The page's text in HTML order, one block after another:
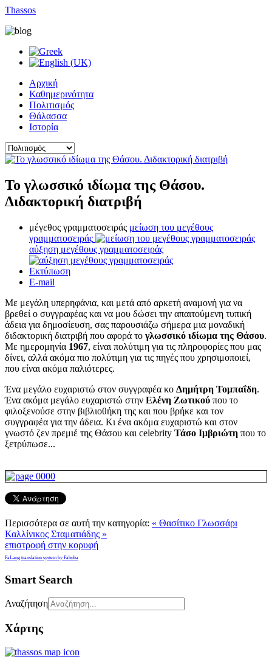
Thassos
Αρχική
Καθημερινότητα
Πολιτισμός
Θάλασσα
Ιστορία
Το γλωσσικό ιδίωμα της Θάσου.
Διδακτορική διατριβή
μέγεθος γραμματοσειράς μείωση του μεγέθους
γραμματοσειράς
αύξηση μεγέθους γραμματοσειράς
Εκτύπωση
E-mail
Με μεγάλη υπερηφάνια, και μετά από αρκετή αναμονή για να
βρεθεί ο συγγραφέας και να μου δώσει την απαιτούμενη τυπική
άδεια για δημοσίευση, σας παρουσιάζω σήμερα μια μοναδική
διδακτορική διατριβή που αφορά το γλωσσικό ιδίωμα της Θάσου.
Με ημερομηνία 1967, είναι πολύτιμη για τις πληροφορίες που μας
δίνει, αλλά ακόμα πιο πολύτιμη για τις πηγές που χρησιμοποιεί,
που είναι ακόμα παλιότερες.
Ένα μεγάλο ευχαριστώ στον συγγραφέα κο Δημήτρη Τομπαΐδη.
Ένα ακόμα μεγάλο ευχαριστώ στην Ελένη Ζωτικού που το
φιλοξενούσε στην βιβλιοθήκη της και που βρήκε και τον
συγγραφέα για την άδεια. Κι ένα ακόμα ευχαριστώ και στον
γνωστό ζεν πρεμιέ της Θάσου και celebrity Τάσο Ιμβριώτη που το
ξετρύπωσε...
Περισσότερα σε αυτή την κατηγορία: « Θασίτικο Γλωσσάρι
Καλλίνικος Σταματιάδης »
επιστροφή στην κορυφή
FaLang translation system by Faboba
Smart Search
Αναζήτηση
Χάρτης